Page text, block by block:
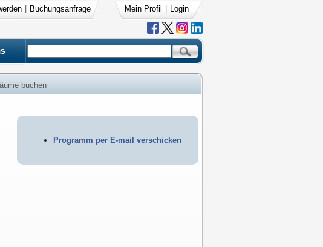
Buchungsanfrage Mein Profil Login
buchen
Programm per E-mail verschicken